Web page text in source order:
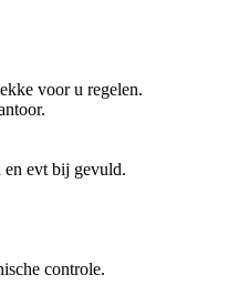
voor u regelen.
evt bij gevuld.
controle.